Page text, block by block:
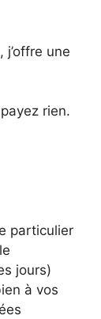
une
rien.
particulier
jours)
à vos